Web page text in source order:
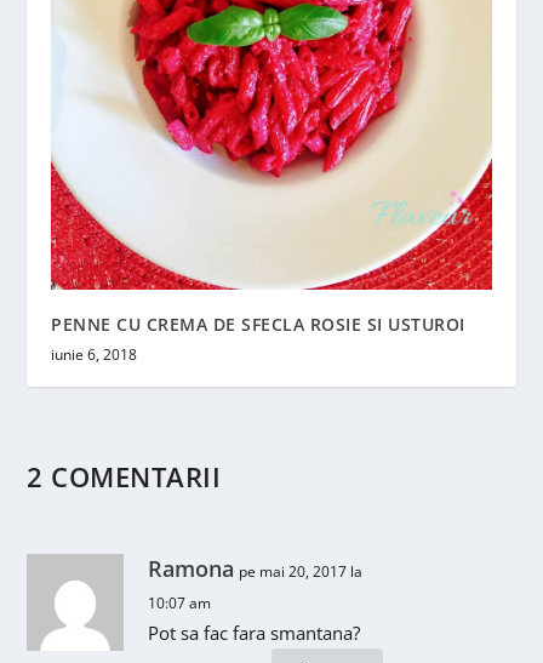
PENNE CU CREMA DE SFECLA ROSIE SI USTUROI
iunie 6, 2018
2 COMENTARII
Ramona pe mai 20, 2017 la
10:07 am
Pot sa fac fara smantana?